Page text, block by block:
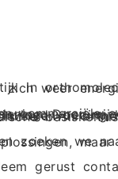
me om me te specialiseren in orthomoleculaire geneeskunde, darmtherapie en medische
echt nodig heeft. Geen